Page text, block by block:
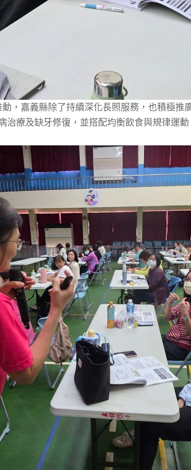
，嘉義縣除了持續深化長照服務，也積極推
治療及缺牙修復，並搭配均衡飲食與規律運動